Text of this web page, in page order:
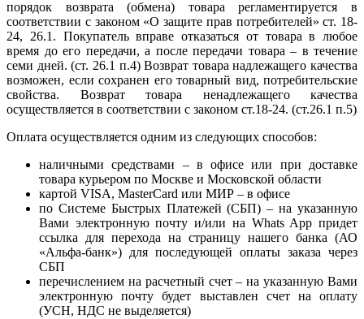
порядок возврата (обмена) товара регламентируется в
соответствии с законом «О защите прав потребителей» ст. 18-
24, 26.1. Покупатель вправе отказаться от товара в любое
время до его передачи, а после передачи товара – в течение
семи дней. (ст. 26.1 п.4) Возврат товара надлежащего качества
возможен, если сохранен его товарный вид, потребительские
свойства. Возврат товара ненадлежащего качества
осуществляется в соответствии с законом ст.18-24. (ст.26.1 п.5)
Оплата осуществляется одним из следующих способов:
наличными средствами – в офисе или при доставке
товара курьером по Москве и Московской области
картой VISA, MasterCard или МИР – в офисе
по Системе Быстрых Платежей (СБП) – на указанную
Вами электронную почту и/или на Whats App придет
ссылка для перехода на страницу нашего банка (АО
«Альфа-банк») для последующей оплаты заказа через
СБП
перечислением на расчетный счет – на указанную Вами
электронную почту будет выставлен счет на оплату
(УСН, НДС не выделяется)